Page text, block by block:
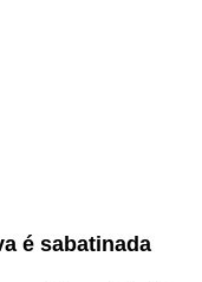
é sabatinada